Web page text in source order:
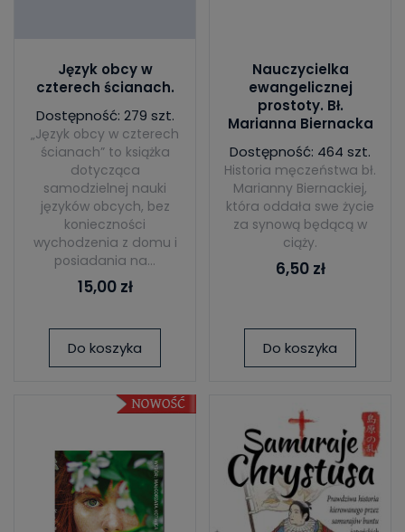
Język obcy w
czterech ścianach.
Dostępność: 279 szt.
„Język obcy w czterech
ścianach” to książka
dotycząca
samodzielnej nauki
języków obcych, bez
konieczności
wychodzenia z domu i
posiadania na...
15,00 zł
Do koszyka
Nauczycielka
ewangelicznej
prostoty. Bł.
Marianna Biernacka
Dostępność: 464 szt.
Historia męczeństwa bł.
Marianny Biernackiej,
która oddała swe życie
za synową będącą w
ciąży.
6,50 zł
Do koszyka